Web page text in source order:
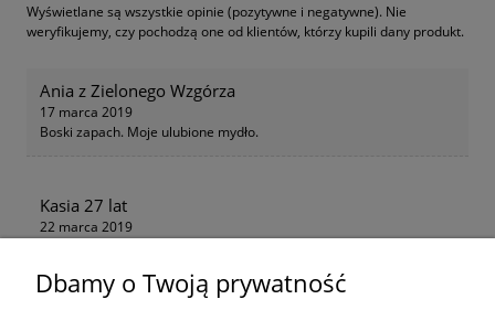
Wyświetlane są wszystkie opinie (pozytywne i negatywne). Nie
weryfikujemy, czy pochodzą one od klientów, którzy kupili dany produkt.
Ania z Zielonego Wzgórza
17 marca 2019
Boski zapach. Moje ulubione mydło.
Kasia 27 lat
22 marca 2019
Dbamy o Twoją prywatność